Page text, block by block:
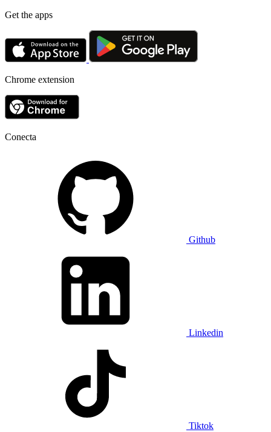
Get the apps
Chrome extension
Conecta
Github
Linkedin
Tiktok